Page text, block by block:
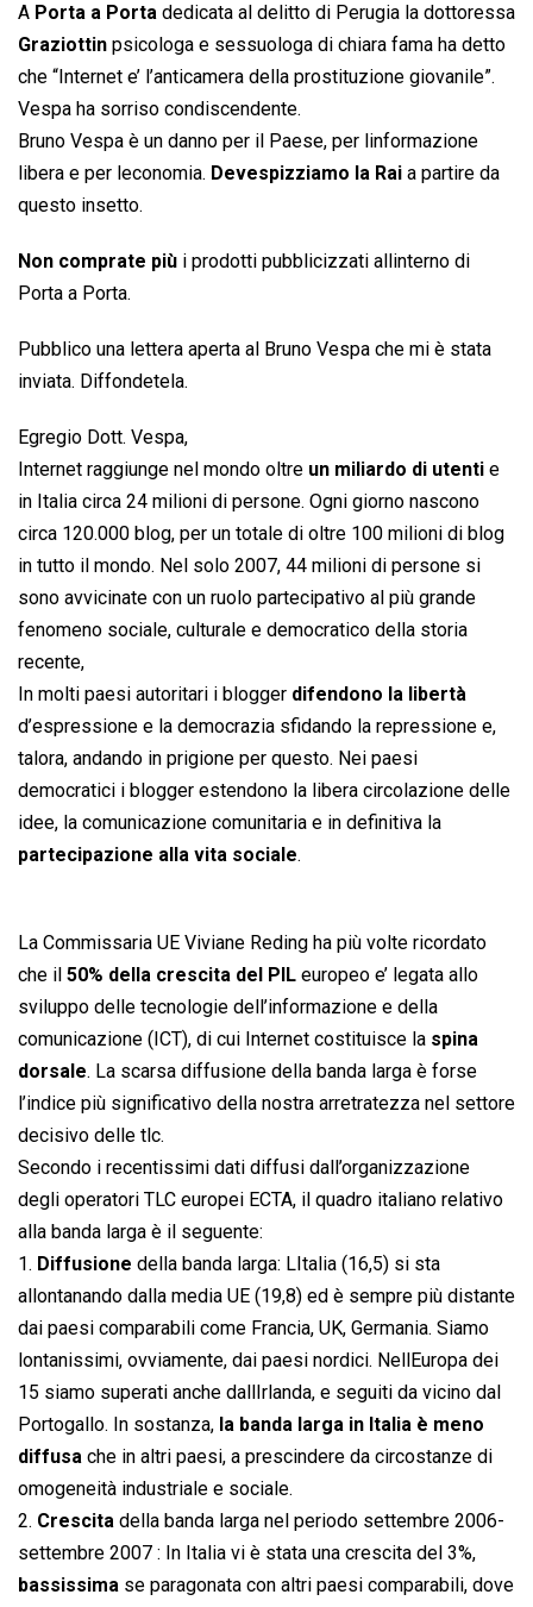
A Porta a Porta dedicata al delitto di Perugia la dottoressa
Graziottin psicologa e sessuologa di chiara fama ha detto
che “Internet e’ l’anticamera della prostituzione giovanile”.
Vespa ha sorriso condiscendente.
Bruno Vespa è un danno per il Paese, per linformazione
libera e per leconomia. Devespizziamo la Rai a partire da
questo insetto.
Non comprate più i prodotti pubblicizzati allinterno di
Porta a Porta.
Pubblico una lettera aperta al Bruno Vespa che mi è stata
inviata. Diffondetela.
Egregio Dott. Vespa,
Internet raggiunge nel mondo oltre un miliardo di utenti e
in Italia circa 24 milioni di persone. Ogni giorno nascono
circa 120.000 blog, per un totale di oltre 100 milioni di blog
in tutto il mondo. Nel solo 2007, 44 milioni di persone si
sono avvicinate con un ruolo partecipativo al più grande
fenomeno sociale, culturale e democratico della storia
recente,
In molti paesi autoritari i blogger difendono la libertà
d’espressione e la democrazia sfidando la repressione e,
talora, andando in prigione per questo. Nei paesi
democratici i blogger estendono la libera circolazione delle
idee, la comunicazione comunitaria e in definitiva la
partecipazione alla vita sociale.
La Commissaria UE Viviane Reding ha più volte ricordato
che il 50% della crescita del PIL europeo e’ legata allo
sviluppo delle tecnologie dell’informazione e della
comunicazione (ICT), di cui Internet costituisce la spina
dorsale. La scarsa diffusione della banda larga è forse
l’indice più significativo della nostra arretratezza nel settore
decisivo delle tlc.
Secondo i recentissimi dati diffusi dall’organizzazione
degli operatori TLC europei ECTA, il quadro italiano relativo
alla banda larga è il seguente:
1. Diffusione della banda larga: LItalia (16,5) si sta
allontanando dalla media UE (19,8) ed è sempre più distante
dai paesi comparabili come Francia, UK, Germania. Siamo
lontanissimi, ovviamente, dai paesi nordici. NellEuropa dei
15 siamo superati anche dallIrlanda, e seguiti da vicino dal
Portogallo. In sostanza, la banda larga in Italia è meno
diffusa che in altri paesi, a prescindere da circostanze di
omogeneità industriale e sociale.
2. Crescita della banda larga nel periodo settembre 2006-
settembre 2007 : In Italia vi è stata una crescita del 3%,
bassissima se paragonata con altri paesi comparabili, dove